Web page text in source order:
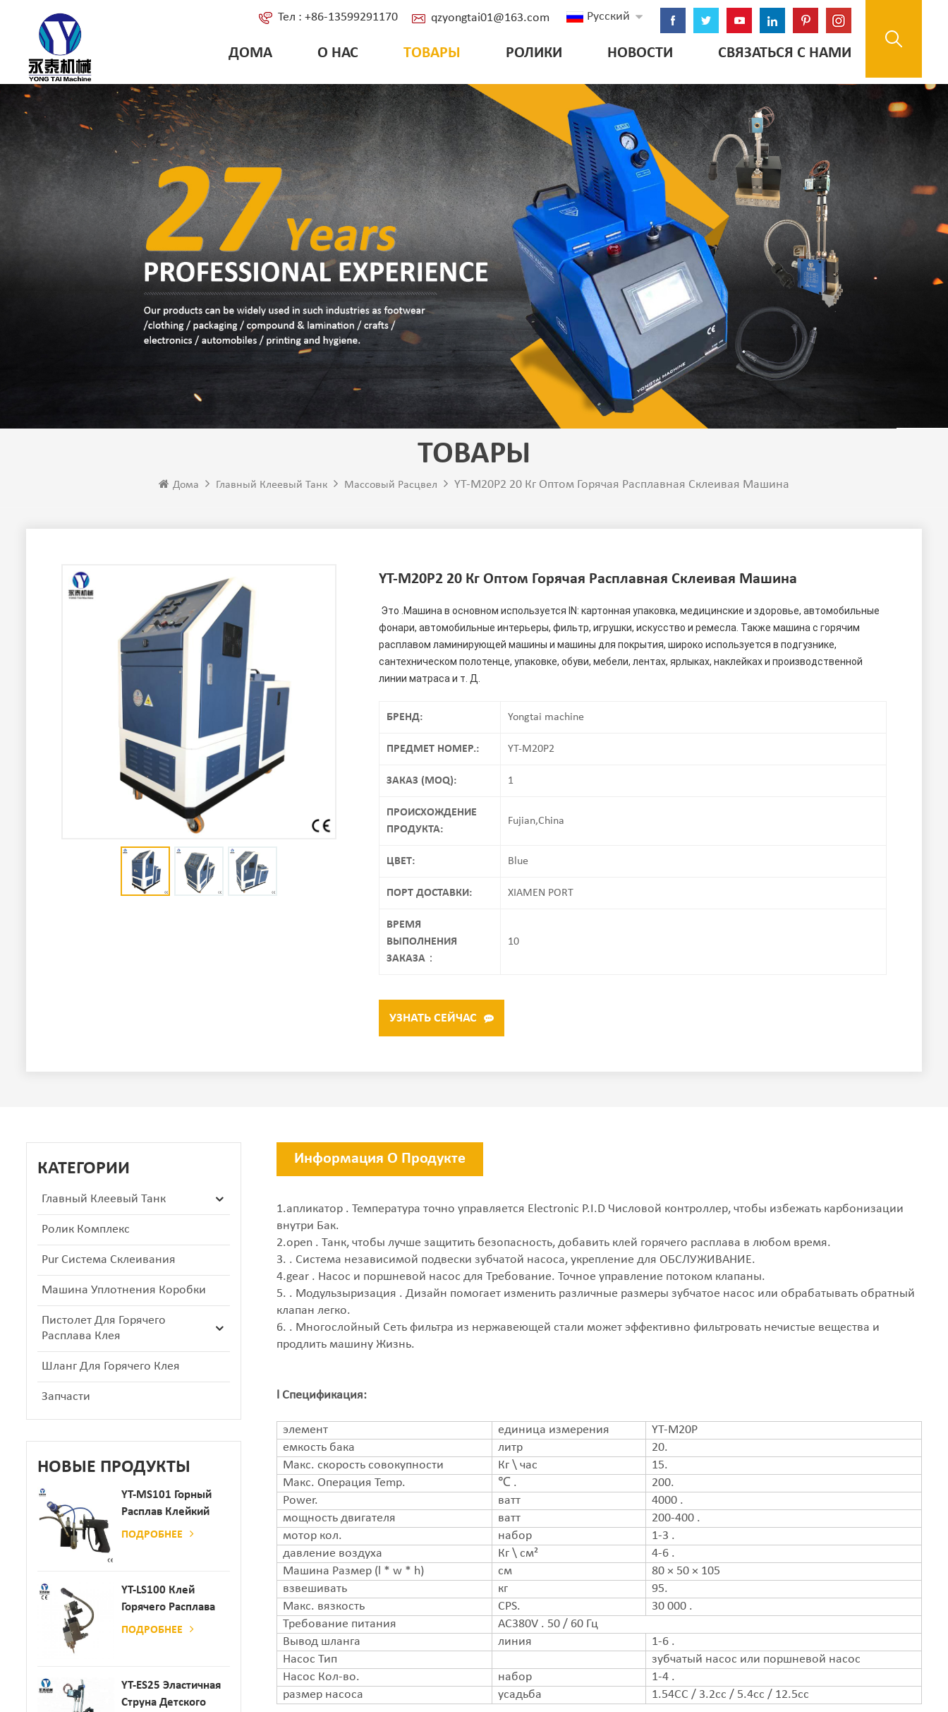
Русский
Тел : +86-13599291170 qzyongtai01@163.com
ДОМА О НАС ТОВАРЫ РОЛИКИ НОВОСТИ СВЯЗАТЬСЯ С НАМИ
ТОВАРЫ
Дома Главный Клеевый Танк Массовый Расцвел YT-M20P2 20 Кг Оптом Горячая Расплавная Склеивая Машина
YT-M20P2 20 Кг Оптом Горячая Расплавная Склеивая Машина
фонари, автомобильные интерьеры, фильтр, игрушки, искусство и ремесла. Также машина с горячим
расплавом ламинирующей машины и машины для покрытия, широко используется в подгузнике,
сантехническом полотенце, упаковке, обуви, мебели, лентах, ярлыках, наклейках и производственной
линии матраса и т. Д.
БРЕНД: Yongtai machine
ПРЕДМЕТ НОМЕР.: YT-M20P2
ЗАКАЗ (MOQ): 1
ПРОИСХОЖДЕНИЕ
ПРОДУКТА:
Fujian,China
ЦВЕТ: Blue
ПОРТ ДОСТАВКИ: XIAMEN PORT
ВРЕМЯ
ВЫПОЛНЕНИЯ
ЗАКАЗА：
10
УЗНАТЬ СЕЙЧАС
КАТЕГОРИИ
Главный Клеевый Танк
Ролик Комплекс
Pur Система Склеивания
Машина Уплотнения Коробки
Пистолет Для Горячего
Расплава Клея
Шланг Для Горячего Клея
Запчасти
НОВЫЕ ПРОДУКТЫ
YT-MS101 Горный
Расплав Клейкий
Распылительный
ПОДРОБНЕЕ
YT-LS100 Клей
Горячего Расплава
Клея
ПОДРОБНЕЕ
YT-ES25 Эластичная
Струна Детского
Информация О Продукте
1.апликатор . Температура точно управляется Electronic P.I.D Числовой контроллер, чтобы избежать карбонизации
внутри Бак.
2.open . Танк, чтобы лучше защитить безопасность, добавить клей горячего расплава в любом время.
3. . Система независимой подвески зубчатой ​​насоса, укрепление для ОБСЛУЖИВАНИЕ.
4.gear . Насос и поршневой насос для Требование. Точное управление потоком клапаны.
5. . Модульзыризация . Дизайн помогает изменить различные размеры зубчатое насос или обрабатывать обратный
клапан легко.
6. . Многослойный Сеть фильтра из нержавеющей стали может эффективно фильтровать нечистые вещества и
продлить машину Жизнь.
l Спецификация:
элемент единица измерения
YT-M20P
емкость бака
литр
20.
Макс. скорость совокупности
Кг \ час
15.
Макс. Операция Temp.
℃ .
200.
Power.
ватт
4000 .
мощность двигателя
ватт
200-400 .
мотор кол.
набор
1-3 .
давление воздуха
Кг \ см²
4-6 .
Машина Размер (l * w * h)
см
80 × 50 × 105
взвешивать
кг
95.
Макс. вязкость
CPS.
30 000 .
Требование питания
AC380V . 50 / 60 Гц
Вывод шланга
линия
1-6 .
Насос Тип
зубчатый насос или поршневой насос
Насос Кол-во.
набор
1-4 .
размер насоса
усадьба 1.54CC / 3.2cc / 5.4cc / 12.5cc